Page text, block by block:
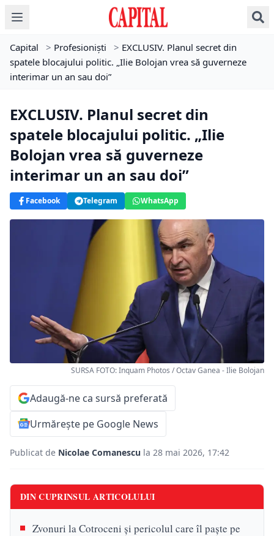
Capital > Profesioniști > EXCLUSIV. Planul secret din
spatele blocajului politic. „Ilie Bolojan vrea să guverneze
interimar un an sau doi”
EXCLUSIV. Planul secret din
spatele blocajului politic. „Ilie
Bolojan vrea să guverneze
interimar un an sau doi”
Facebook Telegram WhatsApp
SURSA FOTO: Inquam Photos / Octav Ganea - Ilie Bolojan
Adaugă-ne ca sursă preferată
Urmărește pe Google News
Publicat de Nicolae Comanescu la 28 mai 2026, 17:42
DIN CUPRINSUL ARTICOLULUI
Zvonuri la Cotroceni și pericolul care îl paște pe